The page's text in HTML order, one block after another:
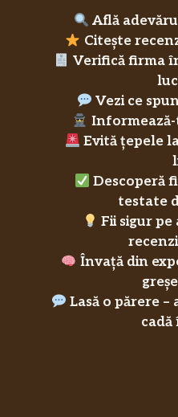
Află
Citește
Verifică firma
Vezi ce
Informează-
Evită țepele
Descoperă
testate
Fii sigur pe
Învață din
Lasă o părere –
cadă